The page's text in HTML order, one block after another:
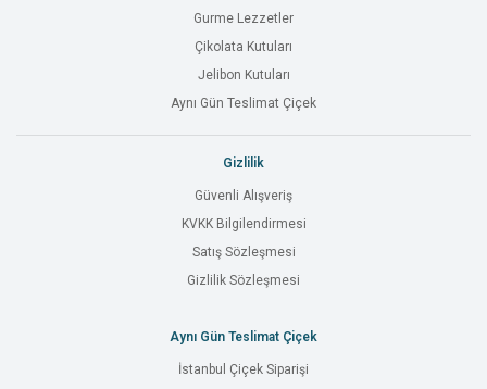
Gurme Lezzetler
Çikolata Kutuları
Jelibon Kutuları
Aynı Gün Teslimat Çiçek
Gizlilik
Güvenli Alışveriş
KVKK Bilgilendirmesi
Satış Sözleşmesi
Gizlilik Sözleşmesi
Aynı Gün Teslimat Çiçek
İstanbul Çiçek Siparişi